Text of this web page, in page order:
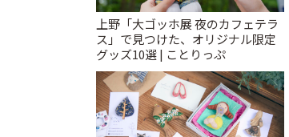
上野「大ゴッホ展 夜のカフェテラ
ス」で見つけた、オリジナル限定
グッズ10選 | ことりっぷ